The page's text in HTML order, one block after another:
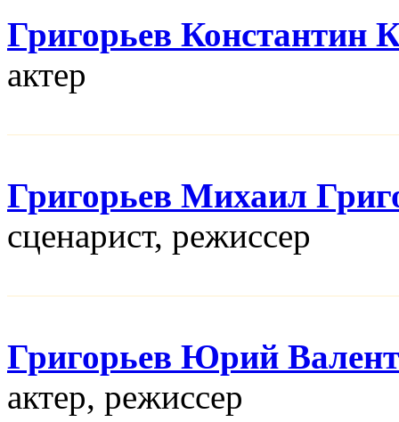
Григорьев Константин
актер
Григорьев Михаил
сценарист, режисcер
Григорьев Юрий
актер, режисcер